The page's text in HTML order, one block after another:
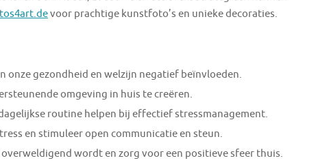
voor prachtige kunstfoto’s en unieke decoraties.
onze gezondheid en welzijn negatief beïnvloeden.
omgeving in huis te creëren.
routine helpen bij effectief stressmanagement.
en stimuleer open communicatie en steun.
wordt en zorg voor een positieve sfeer thuis.